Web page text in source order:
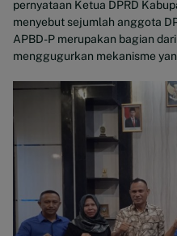
pernyataan Ketua DPRD
menyebut sejumlah anggota
APBD-P merupakan bagian
menggugurkan mekanisme